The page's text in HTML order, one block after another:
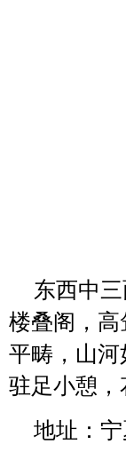
东西中
楼叠阁，
平畴，山
驻足小憩，
地址：